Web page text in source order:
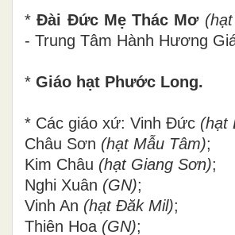
*Đài Đức Mẹ Thác Mơ
- Trung Tâm Hành Hương
* Giáo hạt Phước Long.
* Các giáo xứ: Vinh Đức (hạt
Châu Sơn (hạt Mẫu Tâm);
Kim Châu (hạt Giang Sơn);
Nghi Xuân (GN);
Vinh An (hạt Đăk Mil);
Thiên Hoa (GN);